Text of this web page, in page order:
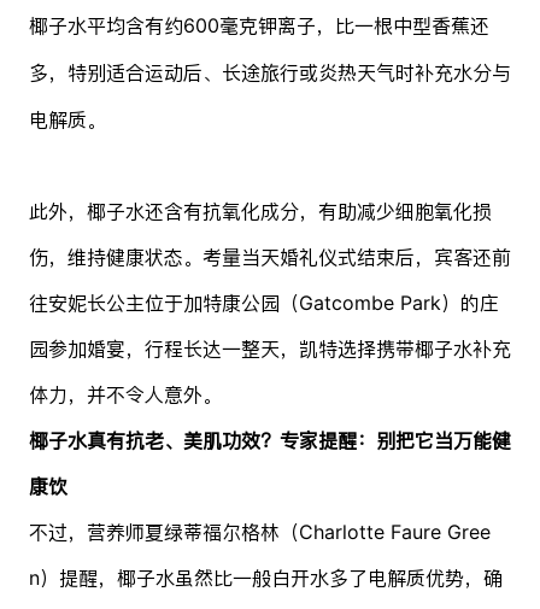
椰子水平均含有约600毫克钾离子，比一根中型香蕉还
多，特别适合运动后、长途旅行或炎热天气时补充水分与
电解质。
此外，椰子水还含有抗氧化成分，有助减少细胞氧化损
伤，维持健康状态。考量当天婚礼仪式结束后，宾客还前
往安妮长公主位于加特康公园（Gatcombe Park）的庄
园参加婚宴，行程长达一整天，凯特选择携带椰子水补充
体力，并不令人意外。
椰子水真有抗老、美肌功效？专家提醒：别把它当万能健
康饮
不过，营养师夏绿蒂福尔格林（Charlotte Faure Gree
n）提醒，椰子水虽然比一般白开水多了电解质优势，确